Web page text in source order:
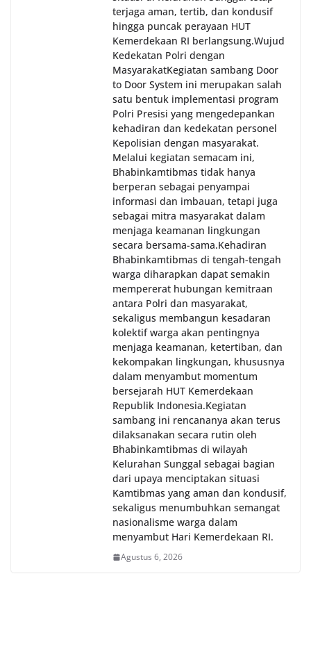
terjaga aman, tertib, dan kondusif
hingga puncak perayaan HUT
Kemerdekaan RI berlangsung.‎‎Wujud
Kedekatan Polri dengan
Masyarakat‎Kegiatan sambang Door
to Door System ini merupakan salah
satu bentuk implementasi program
Polri Presisi yang mengedepankan
kehadiran dan kedekatan personel
Kepolisian dengan masyarakat.
Melalui kegiatan semacam ini,
Bhabinkamtibmas tidak hanya
berperan sebagai penyampai
informasi dan imbauan, tetapi juga
sebagai mitra masyarakat dalam
menjaga keamanan lingkungan
secara bersama-sama.‎‎Kehadiran
Bhabinkamtibmas di tengah-tengah
warga diharapkan dapat semakin
mempererat hubungan kemitraan
antara Polri dan masyarakat,
sekaligus membangun kesadaran
kolektif warga akan pentingnya
menjaga keamanan, ketertiban, dan
kekompakan lingkungan, khususnya
dalam menyambut momentum
bersejarah HUT Kemerdekaan
Republik Indonesia.‎Kegiatan
sambang ini rencananya akan terus
dilaksanakan secara rutin oleh
Bhabinkamtibmas di wilayah
Kelurahan Sunggal sebagai bagian
dari upaya menciptakan situasi
Kamtibmas yang aman dan kondusif,
sekaligus menumbuhkan semangat
nasionalisme warga dalam
menyambut Hari Kemerdekaan RI.
Agustus 6, 2026